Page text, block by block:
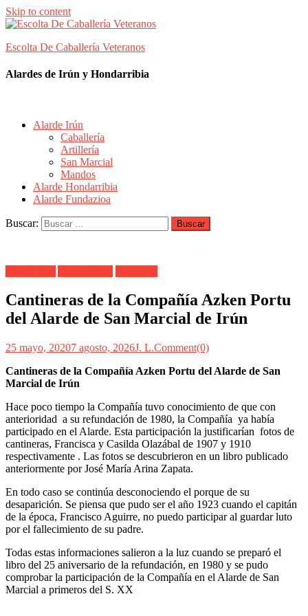
Skip to content
Escolta De Caballería Veteranos
Alardes de Irún y Hondarribia
Alarde Irún
Caballería
Artillería
San Marcial
Mandos
Alarde Hondarribia
Alarde Fundazioa
Buscar:
Cantineras de la Compañía Azken Portu
del Alarde de San Marcial de Irún
25 mayo, 20207 agosto, 2026J. L.Comment(0)
Cantineras de la Compañía Azken Portu del Alarde de San
Marcial de Irún
Hace poco tiempo la Compañía tuvo conocimiento de que con
anterioridad a su refundación de 1980, la Compañía ya había
participado en el Alarde. Esta participación la justificarían fotos de
cantineras, Francisca y Casilda Olazábal de 1907 y 1910
respectivamente . Las fotos se descubrieron en un libro publicado
anteriormente por José María Arina Zapata.
En todo caso se continúa desconociendo el porque de su
desaparición. Se piensa que pudo ser el año 1923 cuando el capitán
de la época, Francisco Aguirre, no puedo participar al guardar luto
por el fallecimiento de su padre.
Todas estas informaciones salieron a la luz cuando se preparó el
libro del 25 aniversario de la refundación, en 1980 y se pudo
comprobar la participación de la Compañía en el Alarde de San
Marcial a primeros del S. XX